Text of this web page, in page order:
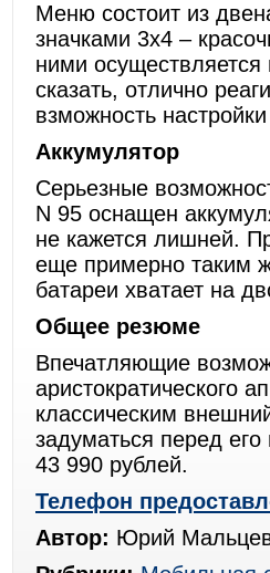
Меню состоит из
значками 3х4 –
ними
сказать, отлично
взможность
Аккумулятор
Серьезные
N 95 оснащен
не кажется лишней.
еще примерно таким
батареи хватает на
Общее резюме
Впечатляющие
аристократического
классическим
задуматься перед
43 990 рублей.
Телефон
Автор: Юрий